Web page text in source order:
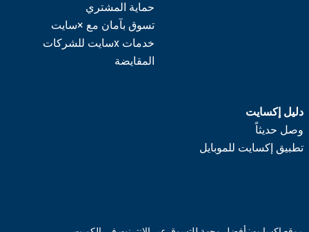
حماية المشتري
تسوق بآمان مع ×سايت
خدمات xسايت للشركات
المقايضة
دليل إكسايت
وصل حديثاً
تطبيق إكسايت للموبايل